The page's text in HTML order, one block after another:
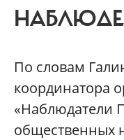
По словам
координатора
«Наблюдатели
общественных